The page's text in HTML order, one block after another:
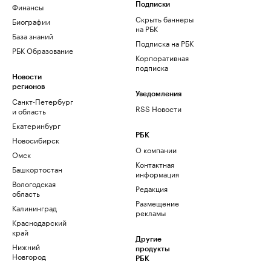
Финансы
Биографии
База знаний
РБК Образование
Новости
регионов
Санкт-Петербург
и область
Екатеринбург
Новосибирск
Омск
Башкортостан
Вологодская
область
Калининград
Краснодарский
край
Нижний
Новгород
Подписки
Скрыть баннеры
на РБК
Подписка на РБК
Корпоративная
подписка
Уведомления
RSS Новости
РБК
О компании
Контактная
информация
Редакция
Размещение
рекламы
Другие
продукты
РБК